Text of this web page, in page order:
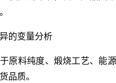
的变量分析
原料纯度、煅烧工艺、能
品质。